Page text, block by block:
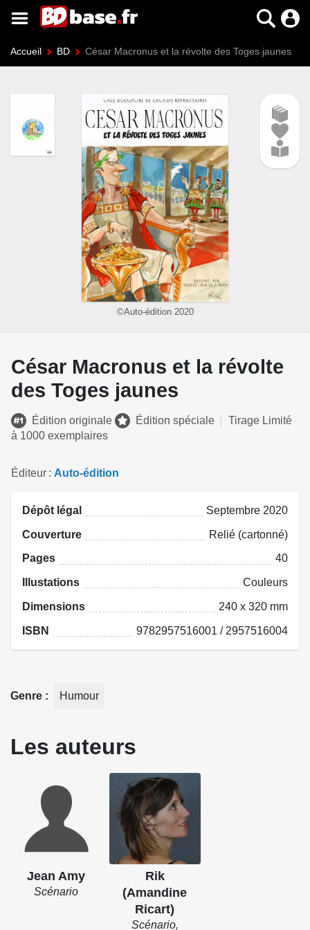
Accueil BD César Macronus et la révolte des Toges jaunes
©Auto-édition 2020
César Macronus et la révolte
des Toges jaunes
Édition originale Édition spéciale
Tirage Limité
à 1000 exemplaires
Éditeur Auto-édition
Dépôt légal Septembre 2020
Couverture Relié (cartonné)
Pages 40
Illustations Couleurs
Dimensions 240 x 320 mm
ISBN 9782957516001 / 2957516004
Genre Humour
Les auteurs
Jean Amy
Scénario
Rik
(Amandine
Ricart)
Scénario,